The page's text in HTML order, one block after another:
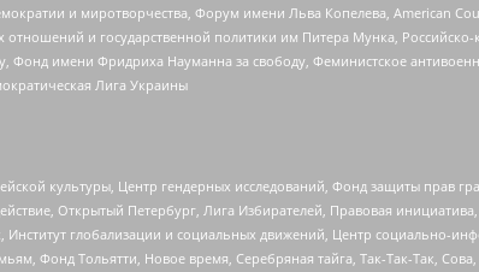
и миротворчества, Форум имени Льва Копелева, American
и государственной политики им Питера Мунка,
имени Фридриха Науманна за свободу, Феминистское
Лига Украины
культуры, Центр гендерных исследований, Фонд защиты прав
Открытый Петербург, Лига Избирателей, Правовая
глобализации и социальных движений, Центр социально-
Фонд Тольятти, Новое время, Серебряная тайга, Так-Так-Так,